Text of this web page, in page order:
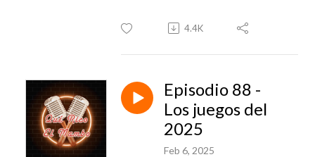
4.4K
Episodio 88 -
Los juegos del
2025
Feb 6, 2025